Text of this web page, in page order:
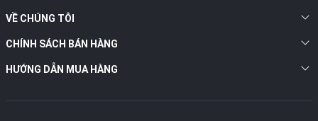
VỀ CHÚNG TÔI
CHÍNH SÁCH BÁN HÀNG
HƯỚNG DẪN MUA HÀNG